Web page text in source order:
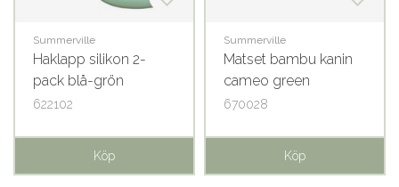
Summerville
Haklapp silikon 2-
pack blå-grön
622102
Köp
Summerville
Matset bambu kanin
cameo green
670028
Köp